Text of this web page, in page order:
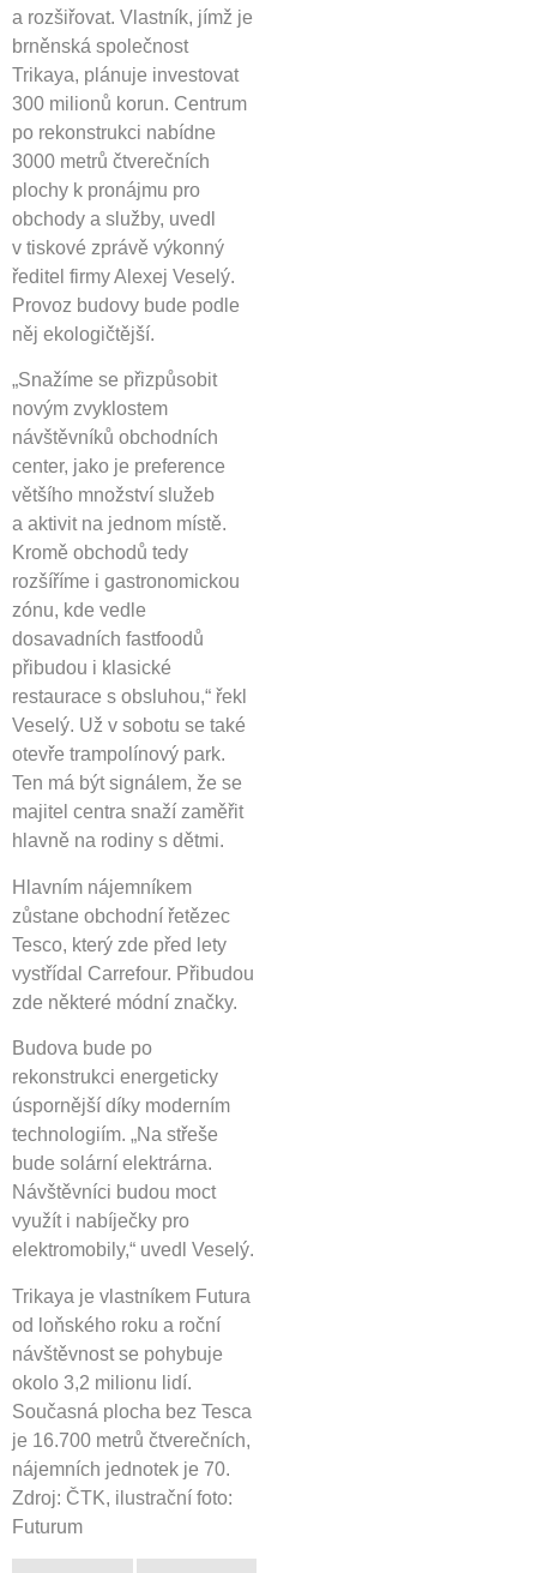
a rozšiřovat. Vlastník, jímž je
brněnská společnost
Trikaya, plánuje investovat
300 milionů korun. Centrum
po rekonstrukci nabídne
3000 metrů čtverečních
plochy k pronájmu pro
obchody a služby, uvedl
v tiskové zprávě výkonný
ředitel firmy Alexej Veselý.
Provoz budovy bude podle
něj ekologičtější.
„Snažíme se přizpůsobit
novým zvyklostem
návštěvníků obchodních
center, jako je preference
většího množství služeb
a aktivit na jednom místě.
Kromě obchodů tedy
rozšíříme i gastronomickou
zónu, kde vedle
dosavadních fastfoodů
přibudou i klasické
restaurace s obsluhou,“ řekl
Veselý. Už v sobotu se také
otevře trampolínový park.
Ten má být signálem, že se
majitel centra snaží zaměřit
hlavně na rodiny s dětmi.
Hlavním nájemníkem
zůstane obchodní řetězec
Tesco, který zde před lety
vystřídal Carrefour. Přibudou
zde některé módní značky.
Budova bude po
rekonstrukci energeticky
úspornější díky moderním
technologiím. „Na střeše
bude solární elektrárna.
Návštěvníci budou moct
využít i nabíječky pro
elektromobily,“ uvedl Veselý.
Trikaya je vlastníkem Futura
od loňského roku a roční
návštěvnost se pohybuje
okolo 3,2 milionu lidí.
Současná plocha bez Tesca
je 16.700 metrů čtverečních,
nájemních jednotek je 70.
Zdroj: ČTK, ilustrační foto:
Futurum